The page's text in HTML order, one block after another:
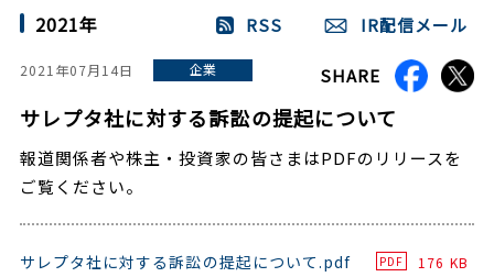
2021年 RSS IR配信メール
2021年07月14日 企業 SHARE
サレプタ社に対する訴訟の提起について
報道関係者や株主・投資家の皆さまはPDFのリリースを
ご覧ください。
サレプタ社に対する訴訟の提起について.pdf PDF 176 KB